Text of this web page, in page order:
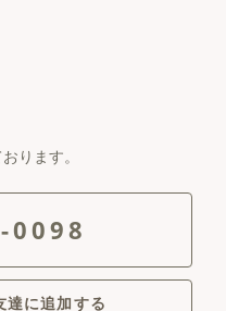
ります。
0098
に追加する